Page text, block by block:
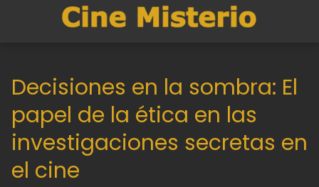
Decisiones en la sombra: El
papel de la ética en las
investigaciones secretas en
el cine